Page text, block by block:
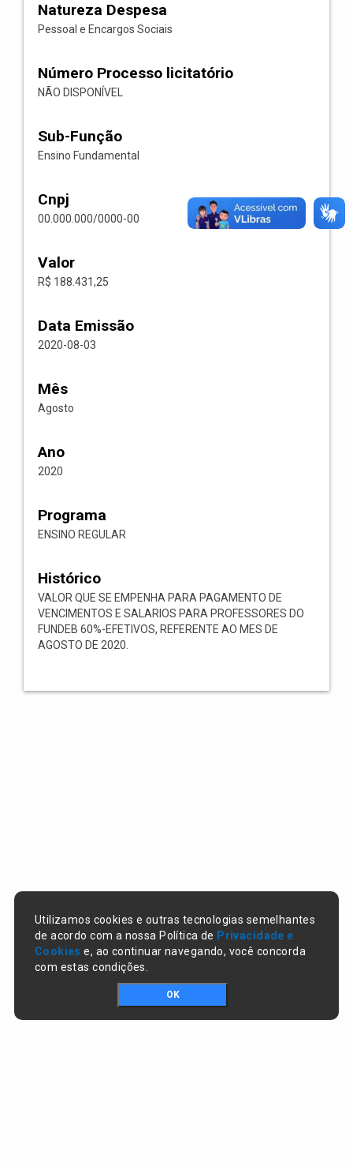
Natureza Despesa
Pessoal e Encargos Sociais
Número Processo licitatório
NÃO DISPONÍVEL
Sub-Função
Ensino Fundamental
Cnpj
00.000.000/0000-00
Valor
R$ 188.431,25
Data Emissão
2020-08-03
Mês
Agosto
Ano
2020
Programa
ENSINO REGULAR
Histórico
VALOR QUE SE EMPENHA PARA PAGAMENTO DE
VENCIMENTOS E SALARIOS PARA PROFESSORES DO
FUNDEB 60%-EFETIVOS, REFERENTE AO MES DE
AGOSTO DE 2020.
Utilizamos cookies e outras tecnologias semelhantes
de acordo com a nossa Política de Privacidade e
Cookies e, ao continuar navegando, você concorda
com estas condições.
OK